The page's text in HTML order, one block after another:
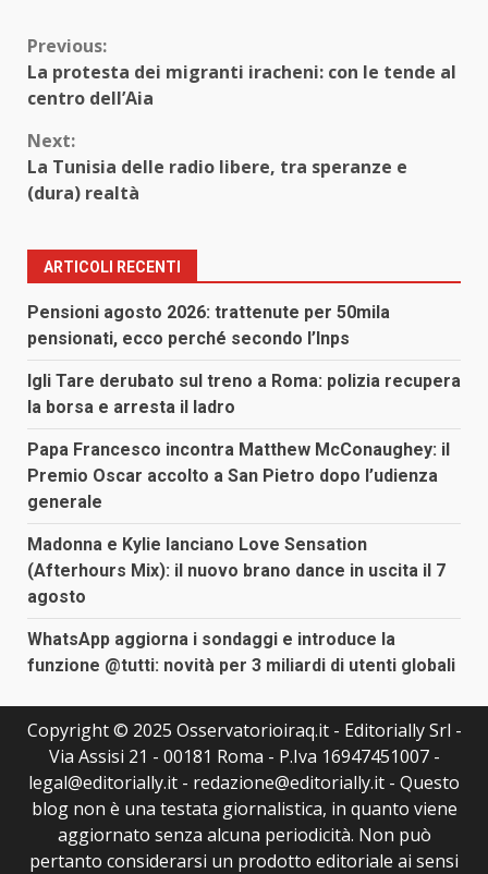
Continue
Reading
Previous:
La protesta dei migranti iracheni: con le tende al
centro dell’Aia
Next:
La Tunisia delle radio libere, tra speranze e
(dura) realtà
ARTICOLI RECENTI
Pensioni agosto 2026: trattenute per 50mila
pensionati, ecco perché secondo l’Inps
Igli Tare derubato sul treno a Roma: polizia recupera
la borsa e arresta il ladro
Papa Francesco incontra Matthew McConaughey: il
Premio Oscar accolto a San Pietro dopo l’udienza
generale
Madonna e Kylie lanciano Love Sensation
(Afterhours Mix): il nuovo brano dance in uscita il 7
agosto
WhatsApp aggiorna i sondaggi e introduce la
funzione @tutti: novità per 3 miliardi di utenti globali
Copyright © 2025 Osservatorioiraq.it - Editorially Srl -
Via Assisi 21 - 00181 Roma - P.Iva 16947451007 -
legal@editorially.it - redazione@editorially.it - Questo
blog non è una testata giornalistica, in quanto viene
aggiornato senza alcuna periodicità. Non può
pertanto considerarsi un prodotto editoriale ai sensi